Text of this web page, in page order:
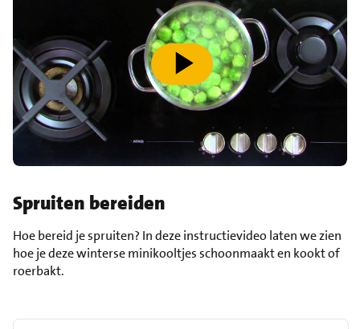
speel video af
Spruiten bereiden
Hoe bereid je spruiten? In deze instructievideo laten we zien
hoe je deze winterse minikooltjes schoonmaakt en kookt of
roerbakt.